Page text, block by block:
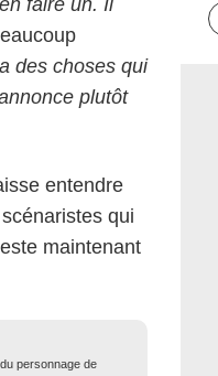
faire un. Il
des choses qui
plutôt
entendre
qui
maintenant
personnage de